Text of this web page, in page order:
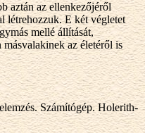
aztán az ellenkezőjéről
létrehozzuk. E két végletet
mellé állítását,
az életéről is
Számítógép. Holerith-